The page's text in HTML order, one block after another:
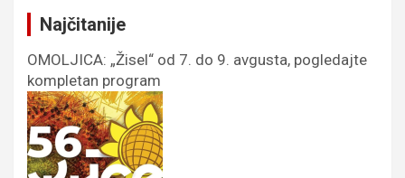
Najčitanije
OMOLJICA: „Žisel“ od 7. do 9. avgusta, pogledajte
kompletan program